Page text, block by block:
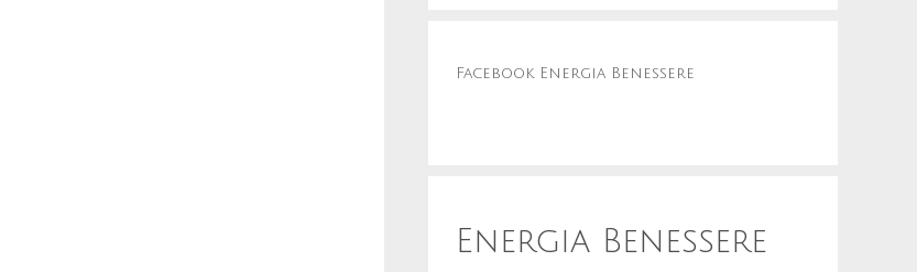
Facebook Energia Benessere
Energia Benessere